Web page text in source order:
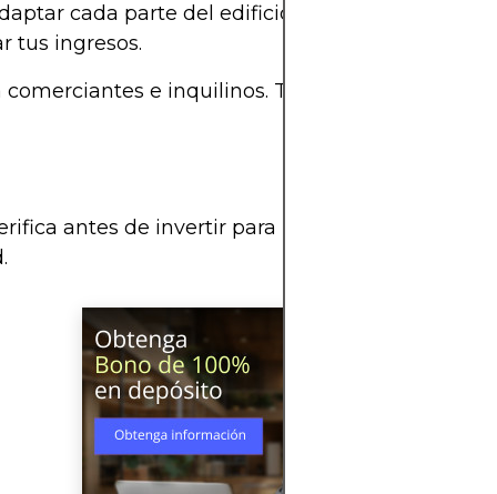
cada parte del edificio a diferentes
tus ingresos.
e inquilinos. Tus potenciales
antes de invertir para no topar con una